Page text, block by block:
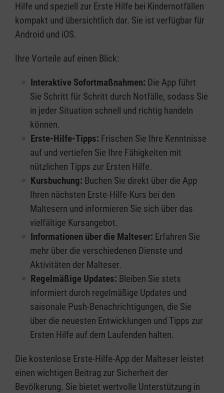
Hilfe und speziell zur Erste Hilfe bei Kindernotfällen
kompakt und übersichtlich dar. Sie ist verfügbar für
Android und iOS.
Ihre Vorteile auf einen Blick:
Interaktive Sofortmaßnahmen: Die App führt
Sie Schritt für Schritt durch Notfälle, sodass Sie
in jeder Situation schnell und richtig handeln
können.
Erste-Hilfe-Tipps: Frischen Sie Ihre Kenntnisse
auf und vertiefen Sie Ihre Fähigkeiten mit
nützlichen Tipps zur Ersten Hilfe.
Kursbuchung: Buchen Sie direkt über die App
Ihren nächsten Erste-Hilfe-Kurs bei den
Maltesern und informieren Sie sich über das
vielfältige Kursangebot.
Informationen über die Malteser: Erfahren Sie
mehr über die verschiedenen Dienste und
Aktivitäten der Malteser.
Regelmäßige Updates: Bleiben Sie stets
informiert durch regelmäßige Updates und
saisonale Push-Benachrichtigungen, die Sie
über die neuesten Entwicklungen und Tipps zur
Ersten Hilfe auf dem Laufenden halten.
Die kostenlose Erste-Hilfe-App der Malteser leistet
einen wichtigen Beitrag zur Sicherheit der
Bevölkerung. Sie bietet wertvolle Unterstützung in